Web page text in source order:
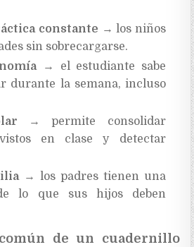
constante → los niños
sin sobrecargarse.
→ el estudiante sabe
durante la semana, incluso
→ permite consolidar
en clase y detectar
→ los padres tienen una
lo que sus hijos deben
de un cuadernillo